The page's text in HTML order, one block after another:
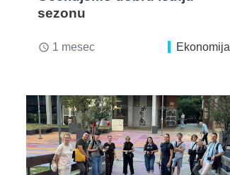
sezonu
access_time 1 mesec Ekonomija